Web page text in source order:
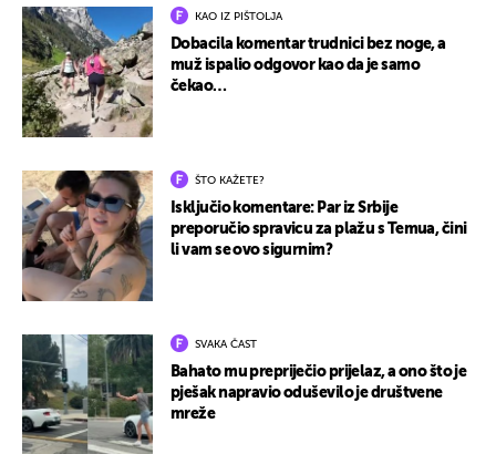
KAO IZ PIŠTOLJA
Dobacila komentar trudnici bez noge, a
muž ispalio odgovor kao da je samo
čekao…
ŠTO KAŽETE?
Isključio komentare: Par iz Srbije
preporučio spravicu za plažu s Temua, čini
li vam se ovo sigurnim?
SVAKA ČAST
Bahato mu prepriječio prijelaz, a ono što je
pješak napravio oduševilo je društvene
mreže